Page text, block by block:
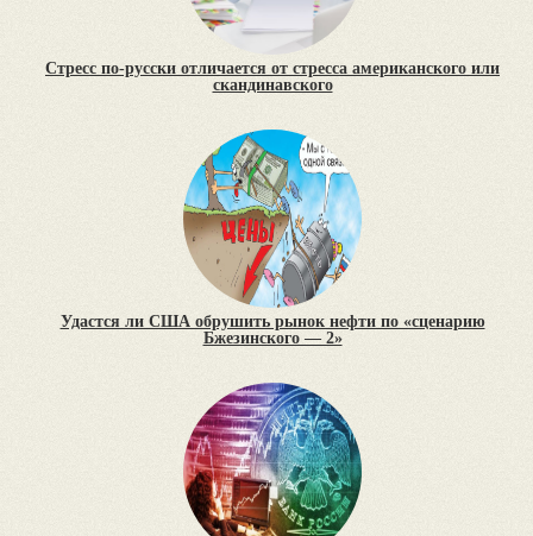
Стресс по-русски отличается от стресса американского или
скандинавского
Удастся ли США обрушить рынок нефти по «сценарию
Бжезинского — 2»